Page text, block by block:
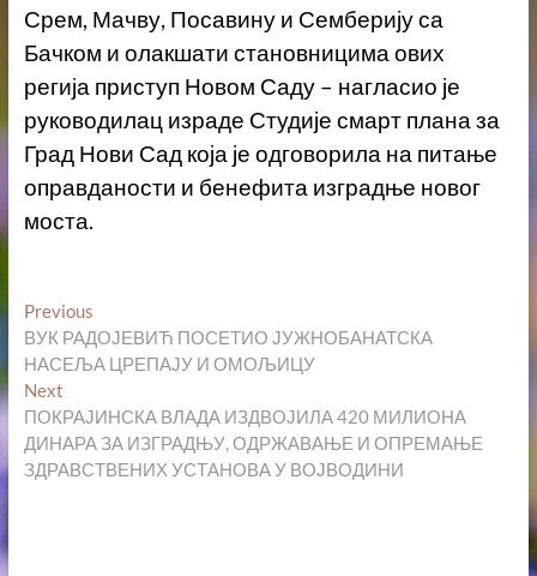
Срем, Мачву, Посавину и Семберију са
Бачком и олакшати становницима ових
регија приступ Новом Саду – нагласио је
руководилац израде Студије смарт плана за
Град Нови Сад која је одговорила на питање
оправданости и бенефита изградње новог
моста.
Кретање
чланка
PreviousPrevious
post:
ВУК РАДОЈЕВИЋ ПОСЕТИО ЈУЖНОБАНАТСКА
НАСЕЉА ЦРЕПАЈУ И ОМОЉИЦУ
NextNext
post:
ПОКРАЈИНСКА ВЛАДА ИЗДВОЈИЛА 420 МИЛИОНА
ДИНАРА ЗА ИЗГРАДЊУ, ОДРЖАВАЊЕ И ОПРЕМАЊЕ
ЗДРАВСТВЕНИХ УСТАНОВА У ВОЈВОДИНИ